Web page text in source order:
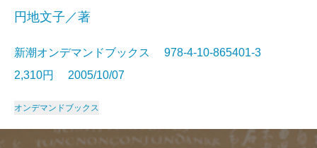
円地文子／著
新潮オンデマンドブックス 978-4-10-865401-3
2,310円 2005/10/07
オンデマンドブックス